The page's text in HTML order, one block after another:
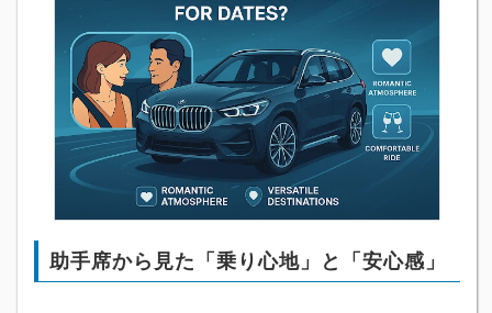
助手席から見た「乗り心地」と「安心感」